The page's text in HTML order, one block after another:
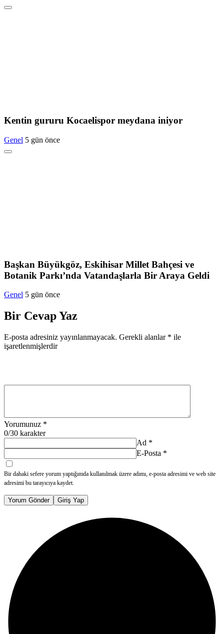
Kentin gururu Kocaelispor meydana iniyor
Genel 5 gün önce
Başkan Büyükgöz, Eskihisar Millet Bahçesi ve
Botanik Parkı’nda Vatandaşlarla Bir Araya Geldi
Genel 5 gün önce
Bir Cevap Yaz
E-posta adresiniz yayınlanmayacak. Gerekli alanlar * ile
işaretlenmişlerdir
Yorumunuz *
0/30 karakter
Ad *
E-Posta *
Bir dahaki sefere yorum yaptığımda kullanılmak üzere adımı, e-posta adresimi ve web site
adresimi bu tarayıcıya kaydet.
Yorum Gönder Giriş Yap